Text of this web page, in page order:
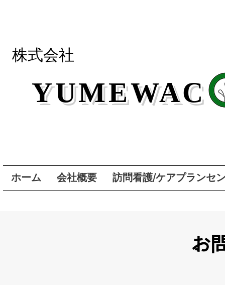
株式会社
YUMEWAC
ホーム 会社概要 訪問看護/ケアプランセ
お